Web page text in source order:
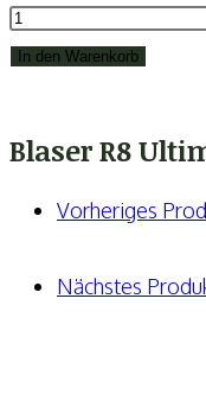
Blaser
R8
Weight
Menge
In den Warenkorb
Blaser R8
Vorheriges
Nächstes